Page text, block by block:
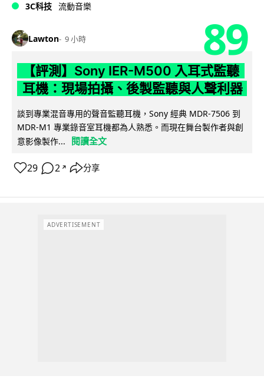
3C科技 流動音樂
Lawton 9 小時 89
【評測】Sony IER-M500 入耳式監聽
耳機：現場拍攝、後製監聽與人聲利器
談到專業混音專用的聲音監聽耳機，Sony 經典 MDR-7506 到
MDR-M1 專業錄音室耳機都為人熟悉。而現在舞台製作者與創
意影像製作...
閱讀全文
29 2 ↗ 分享
ADVERTISEMENT